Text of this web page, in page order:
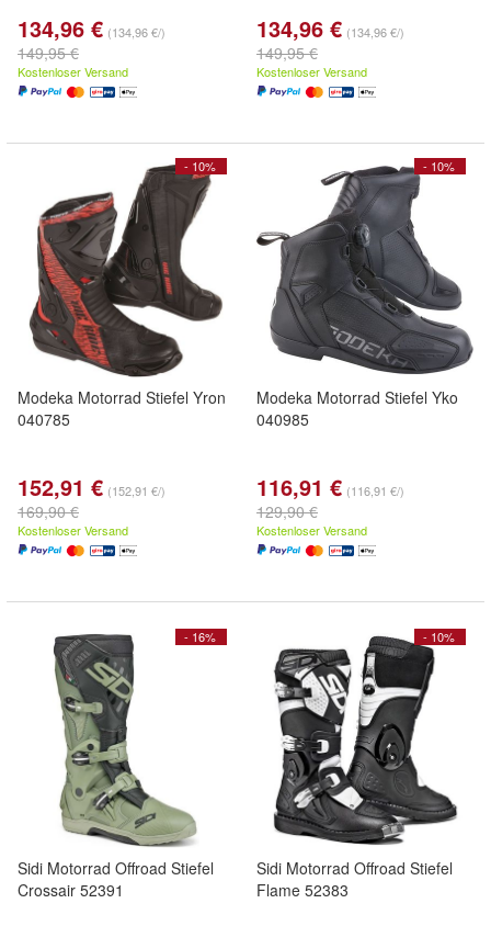
134,96 € (134,96 €/)
149,95 €
Kostenloser Versand
134,96 € (134,96 €/)
149,95 €
Kostenloser Versand
- 10%
Modeka Motorrad Stiefel Yron
040785
152,91 € (152,91 €/)
169,90 €
Kostenloser Versand
- 10%
Modeka Motorrad Stiefel Yko
040985
116,91 € (116,91 €/)
129,90 €
Kostenloser Versand
- 16%
Sidi Motorrad Offroad Stiefel
Crossair 52391
- 10%
Sidi Motorrad Offroad Stiefel
Flame 52383